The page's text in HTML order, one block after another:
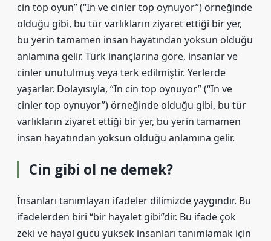
cin top oyun” (“In ve cinler top oynuyor”) örneğinde
olduğu gibi, bu tür varlıkların ziyaret ettiği bir yer,
bu yerin tamamen insan hayatından yoksun olduğu
anlamına gelir. Türk inançlarına göre, insanlar ve
cinler unutulmuş veya terk edilmiştir. Yerlerde
yaşarlar. Dolayısıyla, “In cin top oynuyor” (“In ve
cinler top oynuyor”) örneğinde olduğu gibi, bu tür
varlıkların ziyaret ettiği bir yer, bu yerin tamamen
insan hayatından yoksun olduğu anlamına gelir.
Cin gibi ol ne demek?
İnsanları tanımlayan ifadeler dilimizde yaygındır. Bu
ifadelerden biri “bir hayalet gibi”dir. Bu ifade çok
zeki ve hayal gücü yüksek insanları tanımlamak için